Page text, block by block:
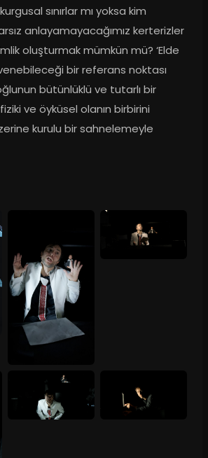
sınırlar mı yoksa kim
anlayamayacağımız kerterizler
oluşturmak mümkün mü? ‘Elde
bir referans noktası
bütünlüklü ve tutarlı bir
ve öyküsel olanın birbirini
kurulu bir sahnelemeyle